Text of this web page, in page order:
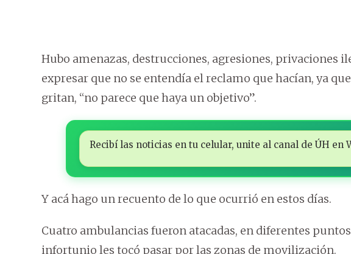
Hubo amenazas, destrucciones, agresiones, privaciones
expresar que no se entendía el reclamo que hacían, ya
gritan, “no parece que haya un objetivo”.
Recibí las noticias en tu celular, unite al canal de ÚH en
Y acá hago un recuento de lo que ocurrió en estos días.
Cuatro ambulancias fueron atacadas, en diferentes
infortunio les tocó pasar por las zonas de movilización.